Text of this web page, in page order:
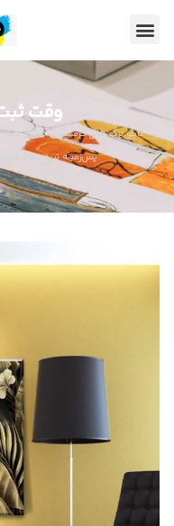
وقت
تابلو برگ های گرمسیری طلایی
پس‌زمینه تیره. نماد